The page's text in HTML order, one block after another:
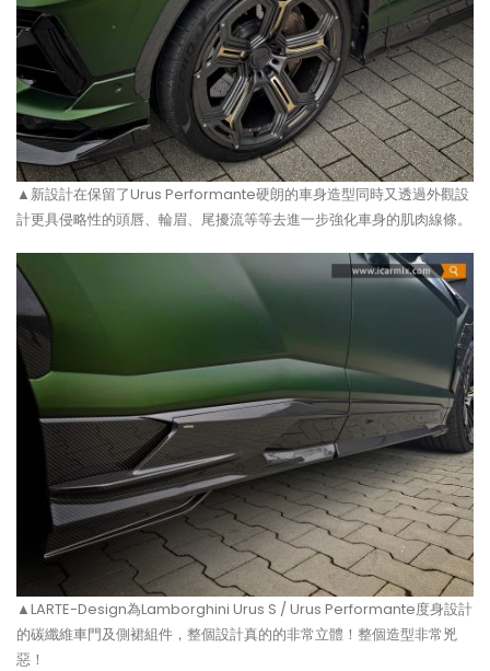
▲新設計在保留了Urus Performante硬朗的車身造型同時又透過外觀設
計更具侵略性的頭唇、輪眉、尾擾流等等去進一步強化車身的肌肉線條。
▲LARTE-Design為Lamborghini Urus S / Urus Performante度身設計
的碳纖維車門及側裙組件，整個設計真的的非常立體！整個造型非常兇
惡！